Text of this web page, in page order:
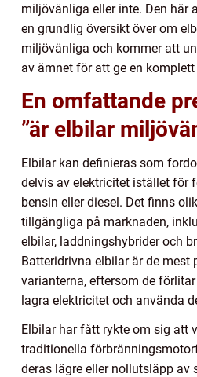
miljövänliga eller inte. Den här
en grundlig översikt över om
miljövänliga och kommer att
av ämnet för att ge en
En omfattande
”är elbilar
Elbilar kan definieras som
delvis av elektricitet istället för
bensin eller diesel. Det finns
tillgängliga på marknaden,
elbilar, laddningshybrider och
Batteridrivna elbilar är de mest
varianterna, eftersom de
lagra elektricitet och använda
Elbilar har fått rykte om sig att
traditionella
deras lägre eller nollutsläpp av